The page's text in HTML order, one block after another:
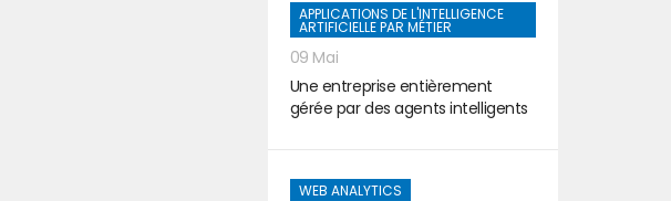
APPLICATIONS DE L'INTELLIGENCE
ARTIFICIELLE PAR MÉTIER
09 Mai
Une entreprise entièrement
gérée par des agents intelligents
WEB ANALYTICS